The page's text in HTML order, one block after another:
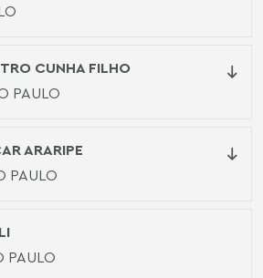
CUNHA FILHO
PAULO
ARARIPE
PAULO
PAULO